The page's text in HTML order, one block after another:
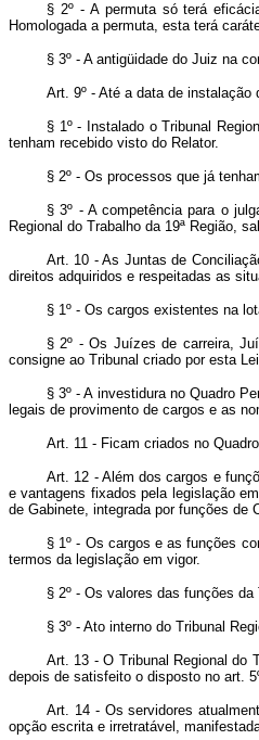
§ 2º - A permuta só terá
Homologada a permuta, esta terá
§ 3º - A antigüidade do Juiz na
Art. 9º - Até a data de instalação
§ 1º - Instalado o Tribunal
tenham recebido visto do Relator.
§ 2º - Os processos que já
§ 3º - A competência para o
Regional do Trabalho da 19ª Região,
Art. 10 - As Juntas de
direitos adquiridos e respeitadas as
§ 1º - Os cargos existentes na
§ 2º - Os Juízes de carreira,
consigne ao Tribunal criado por esta
§ 3º - A investidura no Quadro
legais de provimento de cargos e as
Art. 11 - Ficam criados no
Art. 12 - Além dos cargos e
e vantagens fixados pela legislação
de Gabinete, integrada por funções de
§ 1º - Os cargos e as funções
termos da legislação em vigor.
§ 2º - Os valores das funções
§ 3º - Ato interno do Tribunal
Art. 13 - O Tribunal Regional do
depois de satisfeito o disposto no art.
Art. 14 - Os servidores
opção escrita e irretratável,